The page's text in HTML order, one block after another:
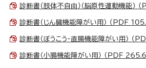
診断書（肢体不自由）（脳原性運動機能）
診断書（じん臓機能障がい用） （PDF
診断書（ぼうこう・直腸機能障がい用） （
診断書（小腸機能障がい用） （PDF